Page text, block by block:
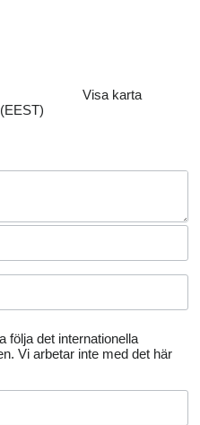
Visa karta
följa det internationella
Vi arbetar inte med det här